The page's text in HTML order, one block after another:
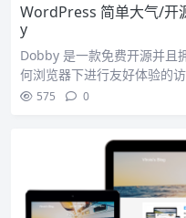
WordPress 简单大气/开
y
Dobby 是一款免费开源并且
何浏览器下进行友好体验的
575 0